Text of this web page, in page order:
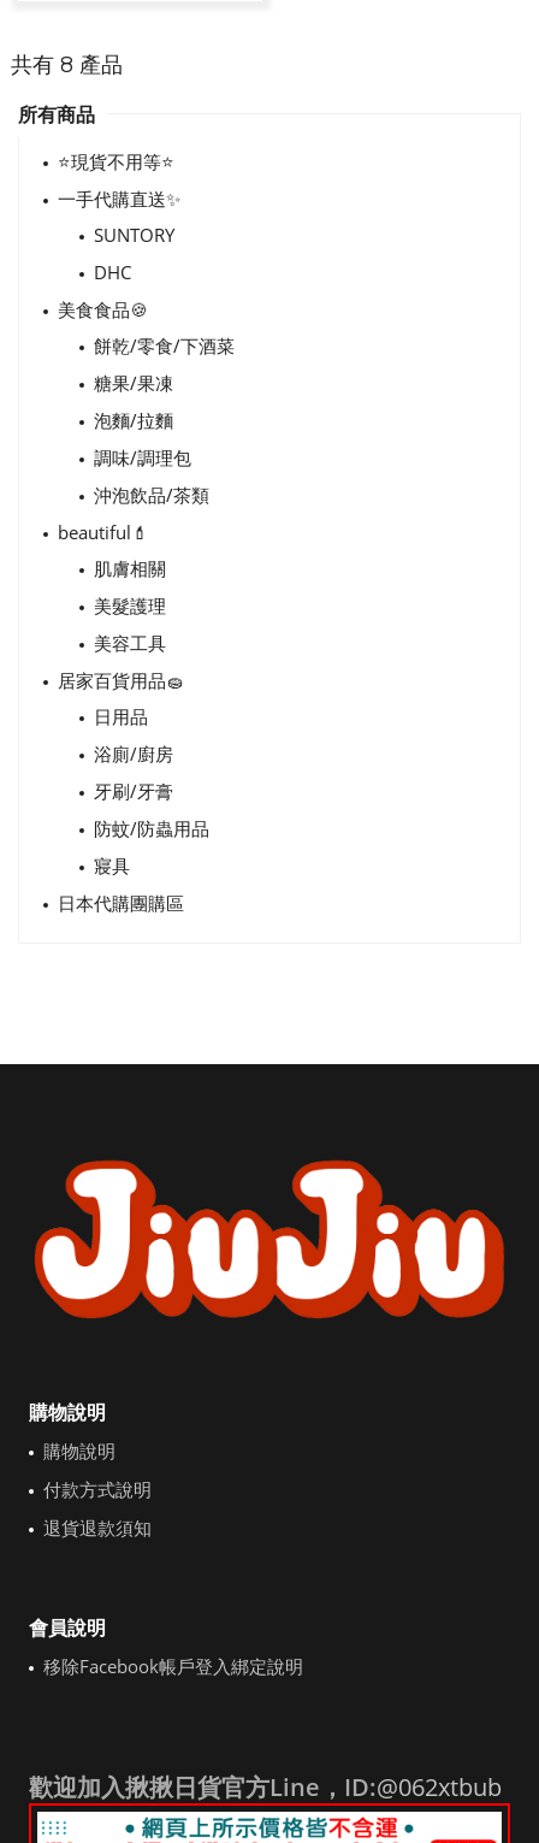
共有 8 產品
所有商品
⭐現貨不用等⭐
一手代購直送✨
SUNTORY
DHC
美食食品🍪
餅乾/零食/下酒菜
糖果/果凍
泡麵/拉麵
調味/調理包
沖泡飲品/茶類
beautiful💄
肌膚相關
美髮護理
美容工具
居家百貨用品🧽
日用品
浴廁/廚房
牙刷/牙膏
防蚊/防蟲用品
寢具
日本代購團購區
購物說明
購物說明
付款方式說明
退貨退款須知
會員說明
移除Facebook帳戶登入綁定說明
歡迎加入揪揪日貨官方Line，ID:@062xtbub